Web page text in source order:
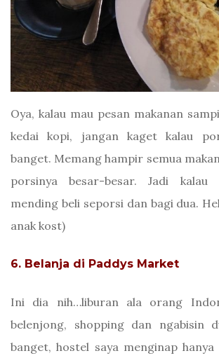
Oya, kalau mau pesan makanan
kedai kopi, jangan kaget kalau
banget. Memang hampir semua
porsinya besar-besar. Jadi kalau
mending beli seporsi dan bagi dua.
anak kost)
6. Belanja di Paddys Market
Ini dia nih…liburan ala orang
belenjong, shopping dan ngabisin
banget, hostel saya menginap hanya